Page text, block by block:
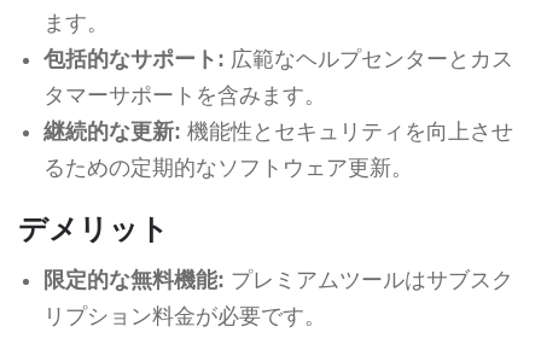
ます。
包括的なサポート: 広範なヘルプセンターとカス
タマーサポートを含みます。
継続的な更新: 機能性とセキュリティを向上させ
るための定期的なソフトウェア更新。
デメリット
限定的な無料機能: プレミアムツールはサブスク
リプション料金が必要です。